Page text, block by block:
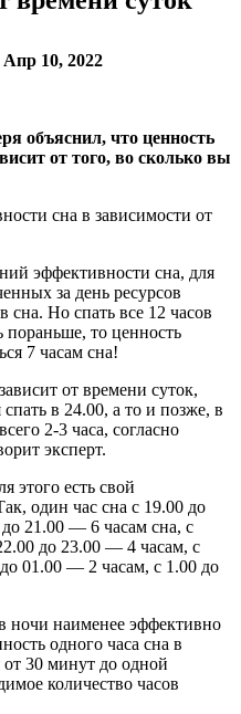
Апр 10, 2022
объяснил, что ценность
от того, во сколько вы
эффективности сна, для
за день ресурсов
сна. Но спать все 12 часов
пораньше, то ценность
7 часам сна!
от времени суток,
в 24.00, а то и позже, в
2-3 часа, согласно
эксперт.
этого есть свой
один час сна с 19.00 до
21.00 — 6 часам сна, с
до 23.00 — 4 часам, с
01.00 — 2 часам, с 1.00 до
ночи наименее эффективно
одного часа сна в
от 30 минут до одной
количество часов